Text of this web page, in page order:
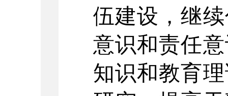
伍建设，继
意识和责任
知识和教育